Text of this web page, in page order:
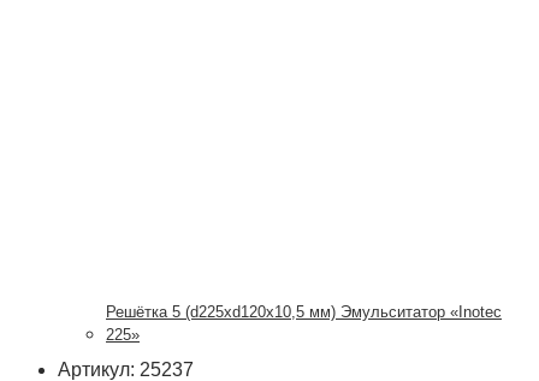
Решётка 5 (d225xd120x10,5 мм) Эмульситатор «Inotec
225»
Артикул: 25237